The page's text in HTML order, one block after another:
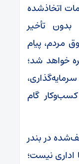
اتخاذشده
تأخیر
مردم، پیام
خواهد شد؛
گام
در بندر
اداری نیست؛